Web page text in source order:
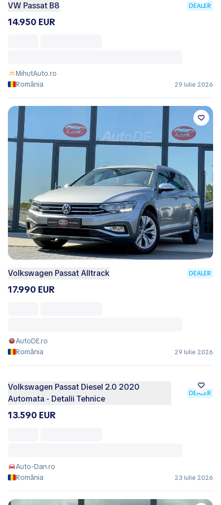
VW Passat B8 DEALER
14.950 EUR
MihutAuto.ro
România
29 Iulie 2026
Volkswagen Passat Alltrack DEALER
17.990 EUR
AutoDE.ro
România
29 Iulie 2026
Volkswagen Passat Diesel 2.0 2020
Automata - Detalii Tehnice
DEALER
13.590 EUR
Auto-Dan.ro
România
23 Iulie 2026